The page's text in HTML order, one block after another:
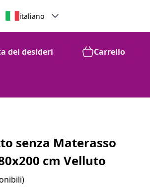
italiano
dei desideri Carrello
senza Materasso
cm Velluto